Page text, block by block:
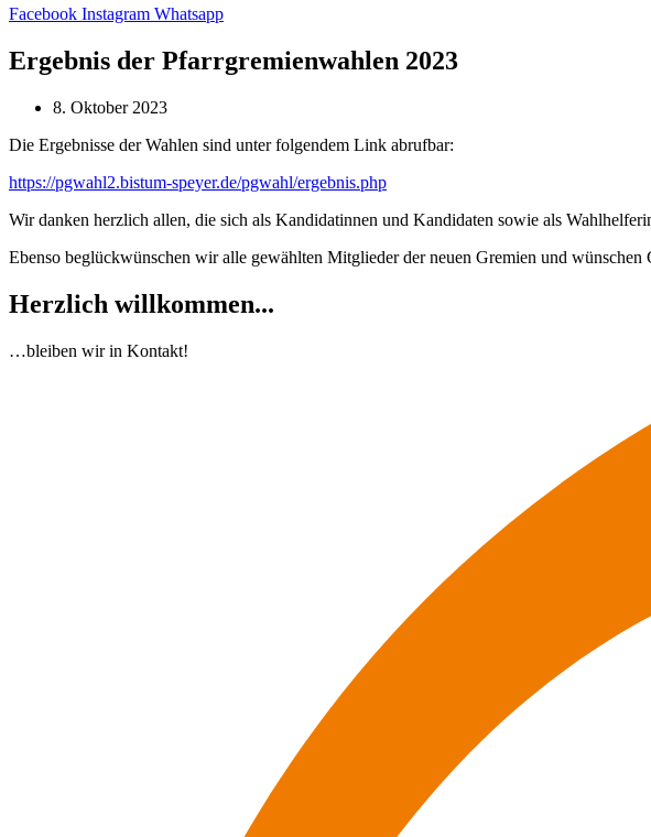
Facebook Instagram Whatsapp
Ergebnis der Pfarrgremienwahlen 2023
8. Oktober 2023
Die Ergebnisse der Wahlen sind unter folgendem Link abrufbar:
https://pgwahl2.bistum-speyer.de/pgwahl/ergebnis.php
Wir danken herzlich allen, die sich als Kandidatinnen und Kandidaten sowie als
Ebenso beglückwünschen wir alle gewählten Mitglieder der neuen Gremien und
Herzlich willkommen...
…bleiben wir in Kontakt!